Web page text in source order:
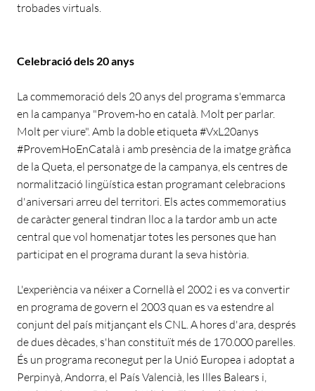
trobades virtuals.
Celebració dels 20 anys
La commemoració dels 20 anys del programa s'emmarca
en la campanya "Provem-ho en català. Molt per parlar.
Molt per viure". Amb la doble etiqueta #VxL20anys
#ProvemHoEnCatalà i amb presència de la imatge gràfica
de la Queta, el personatge de la campanya, els centres de
normalització lingüística estan programant celebracions
d'aniversari arreu del territori. Els actes commemoratius
de caràcter general tindran lloc a la tardor amb un acte
central que vol homenatjar totes les persones que han
participat en el programa durant la seva història.
L'experiència va néixer a Cornellà el 2002 i es va convertir
en programa de govern el 2003 quan es va estendre al
conjunt del país mitjançant els CNL. A hores d'ara, després
de dues dècades, s'han constituït més de 170.000 parelles.
És un programa reconegut per la Unió Europea i adoptat a
Perpinyà, Andorra, el País Valencià, les Illes Balears i,